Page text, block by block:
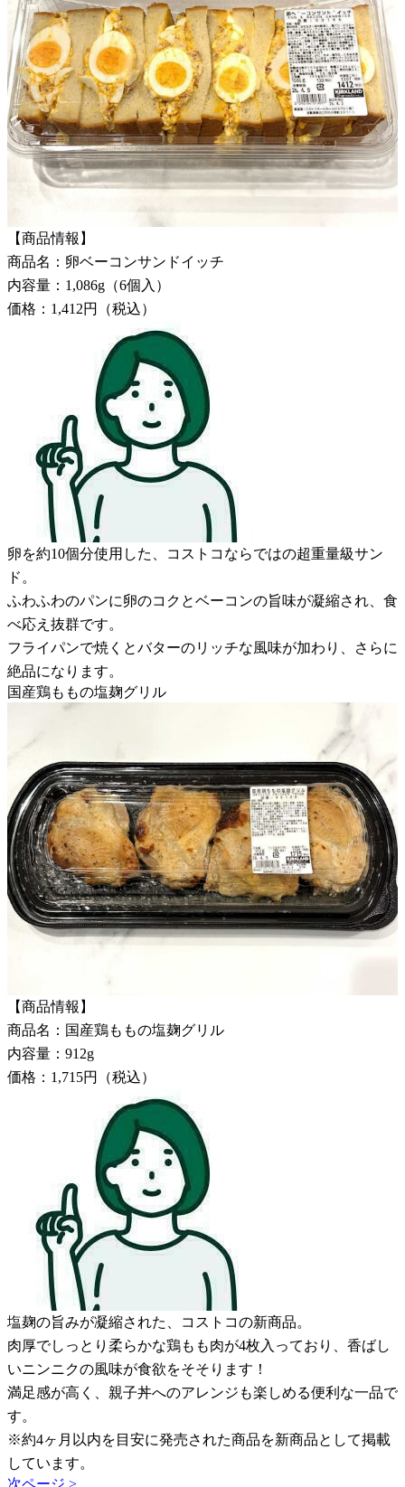
【商品情報】
商品名：卵ベーコンサンドイッチ
内容量：1,086g（6個入）
価格：1,412円（税込）
卵を約10個分使用した、コストコならではの超重量級サン
ド。
ふわふわのパンに卵のコクとベーコンの旨味が凝縮され、食
べ応え抜群です。
フライパンで焼くとバターのリッチな風味が加わり、さらに
絶品になります。
国産鶏ももの塩麹グリル
【商品情報】
商品名：国産鶏ももの塩麹グリル
内容量：912g
価格：1,715円（税込）
塩麹の旨みが凝縮された、コストコの新商品。
肉厚でしっとり柔らかな鶏もも肉が4枚入っており、香ばし
いニンニクの風味が食欲をそそります！
満足感が高く、親子丼へのアレンジも楽しめる便利な一品で
す。
※約4ヶ月以内を目安に発売された商品を新商品として掲載
しています。
次ページ >